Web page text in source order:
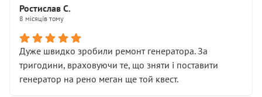
Хотілося б більше:
• належної уваги до авто
• прозорості в роботах і рахунках
• реальної діагностики, а не формального
“подивились і поїхав”
На жаль, складається враження, що сервіс працює не
звертатися до цього автосервісу.
Ростислав С.
8 місяців тому
Дуже швидко зробили ремонт генератора. За
тригодини, враховуючи те, що зняти і поставити
генератор на рено меган ще той квест.